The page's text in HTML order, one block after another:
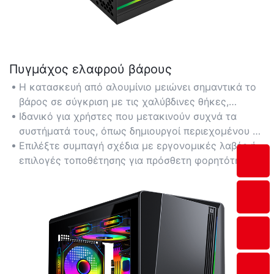
Πυγμάχος ελαφρού βάρους
Η κατασκευή από αλουμίνιο μειώνει σημαντικά το
βάρος σε σύγκριση με τις χαλύβδινες θήκες,
διευκολύνοντας τη μεταφορά και την εγκατάσταση.
Ιδανικό για χρήστες που μετακινούν συχνά τα
συστήματά τους, όπως δημιουργοί περιεχομένου ή
συμμετέχοντες σε εκδηλώσεις LAN.
Επιλέξτε συμπαγή σχέδια με εργονομικές λαβές ή
επιλογές τοποθέτησης για πρόσθετη φορητότητα.